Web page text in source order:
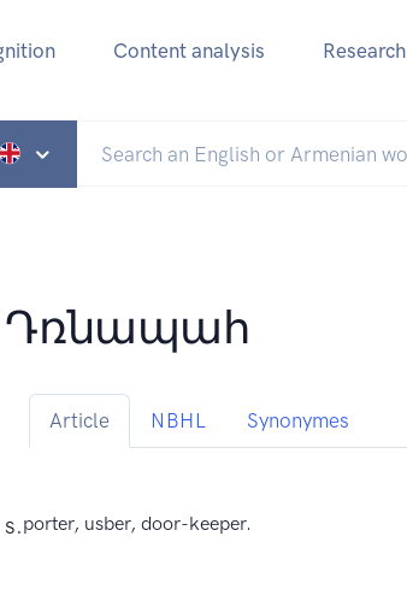
Content analysis Research
Դռնապահ
Article NBHL Synonymes
s.porter, usber, door-keeper.